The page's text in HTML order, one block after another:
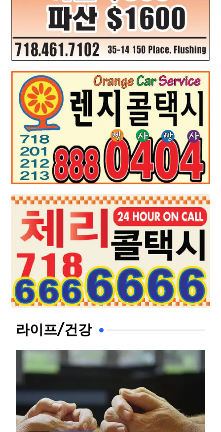
라이프/건강